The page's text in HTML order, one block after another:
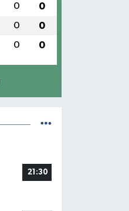
0 0
0 0
0 0
21:30